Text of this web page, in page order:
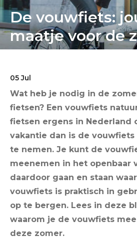
De vouwfiets:
maatje voor de
05 Jul
Wat heb je nodig in de
fietsen? Een vouwfiets
fietsen ergens in Nederland
vakantie dan is de
te nemen. Je kunt de
meenemen in het openbaar
daardoor gaan en staan
vouwfiets is praktisch in
op te bergen. Lees in deze
waarom je de vouwfiets
deze zomer.